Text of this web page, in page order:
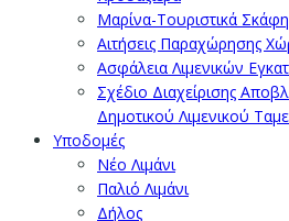
Μαρίνα-Τουριστικά Σκάφη
Αιτήσεις Παραχώρησης
Ασφάλεια Λιμενικών
Σχέδιο Διαχείρισης
Δημοτικού Λιμενικού
Υποδομές
Νέο Λιμάνι
Παλιό Λιμάνι
Δήλος